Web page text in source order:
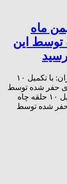
بهمن ماه
توسط این
مدیر برنامه ریزی تلفیقی شرکت ملی حفاری ایران: با تکمیل ۱۰
حفر شده توسط
این شرکت به پنج هزار و ۱۴۳ حلقه رسید. با تکمیل ۱۰ حلقه چاه
حفر شده توسط